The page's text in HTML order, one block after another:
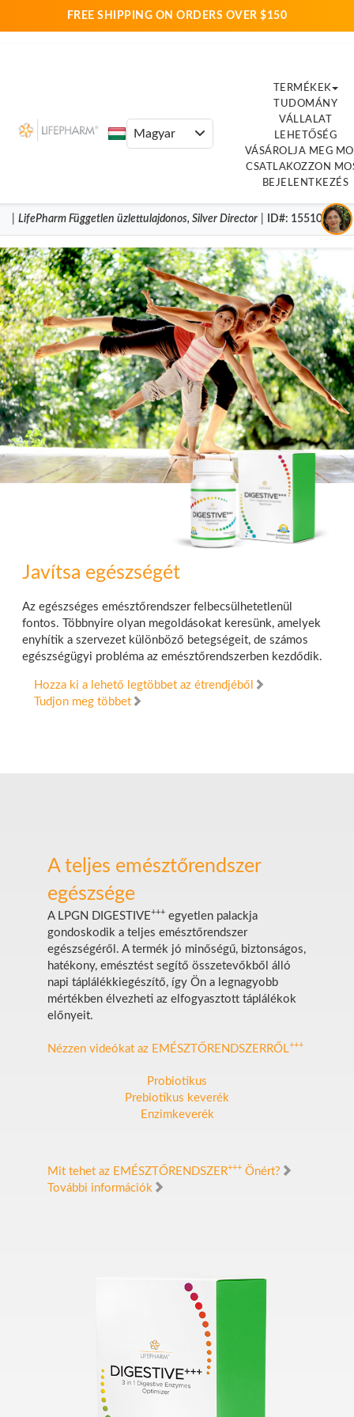
FREE SHIPPING ON ORDERS OVER $150
TERMÉKEK
TUDOMÁNY
VÁLLALAT
LEHETŐSÉG
VÁSÁROLJA MEG
CSATLAKOZZON
BEJELENTKEZÉS
|LifePharmFüggetlen üzlettulajdonos,Silver Director ID#: 15510983
Javítsa egészségét
Az egészséges emésztőrendszer felbecsülhetetlenül
fontos. Többnyire olyan megoldásokat keresünk, amelyek
enyhítik a szervezet különböző betegségeit, de számos
egészségügyi probléma az emésztőrendszerben kezdődik.
Hozza ki a lehető legtöbbet az étrendjéből
Tudjon meg többet
A teljes emésztőrendszer
egészsége
A LPGN DIGESTIVE+++ egyetlen palackja
gondoskodik a teljes emésztőrendszer
egészségéről. A termék jó minőségű, biztonságos,
hatékony, emésztést segítő összetevőkből álló
napi táplálékkiegészítő, így Ön a legnagyobb
mértékben élvezheti az elfogyasztott táplálékok
előnyeit.
Nézzen videókat az EMÉSZTŐRENDSZERRŐL+++
Probiotikus
Prebiotikus keverék
Enzimkeverék
Mit tehet az EMÉSZTŐRENDSZER+++ Önért?
További információk